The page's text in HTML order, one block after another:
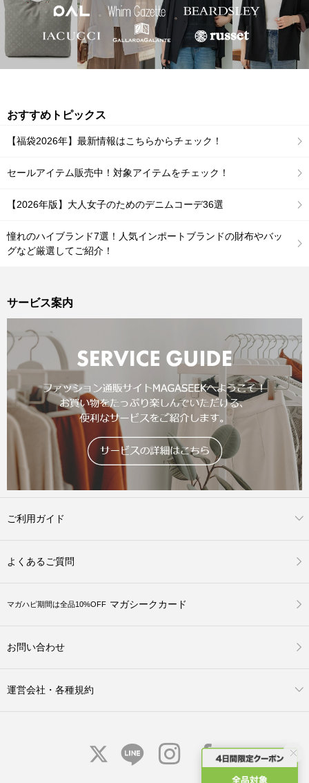
おすすめトピックス
【福袋2026年】最新情報はこちらからチェック！
セールアイテム販売中！対象アイテムをチェック！
【2026年版】大人女子のためのデニムコーデ36選
憧れのハイブランド7選！人気インポートブランドの財布やバッ
グなど厳選してご紹介！
サービス案内
ご利用ガイド
よくあるご質問
マガハピ期間は全品10%OFF マガシークカード
お問い合わせ
運営会社・各種規約